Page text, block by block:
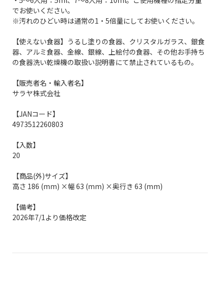
でお使いください。
※汚れのひどい時は通常の1・5倍量にしてお使いください。
【使えない食器】うるし塗りの食器、クリスタルガラス、銀食
器、アルミ食器、金線、銀線、上絵付の食器、その他お手持ち
の食器洗い乾燥機の取扱い説明書にて禁止されているもの。
【販売者名・輸入者名】
サラヤ株式会社
【JANコード】
4973512260803
【入数】
20
【商品(外)サイズ】
高さ 186 (mm) ×幅 63 (mm) ×奥行き 63 (mm)
【備考】
2026年7/1より価格改定